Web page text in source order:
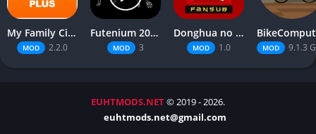
My Family Cinema
MOD 2.2.0
Futenium 2025
MOD 3
Donghua no Sekai
MOD 1.0 MOD 9.1.3 Google
EUHTMODS.NET© 2019 - 2026.
euhtmods.net@gmail.com